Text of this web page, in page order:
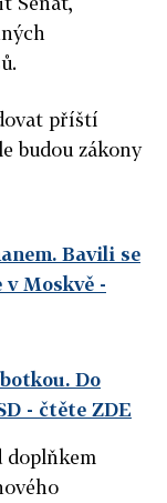
příští
budou zákony
Bavili se
v Moskvě -
Do
- čtěte ZDE
doplňkem